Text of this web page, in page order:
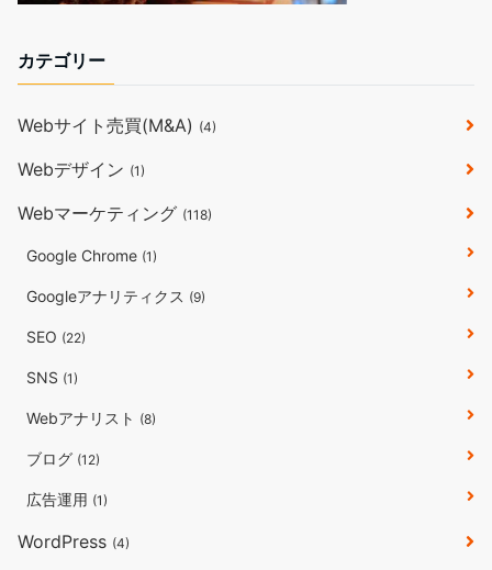
カテゴリー
Webサイト売買(M&A) (4)
Webデザイン (1)
Webマーケティング (118)
Google Chrome (1)
Googleアナリティクス (9)
SEO (22)
SNS (1)
Webアナリスト (8)
ブログ (12)
広告運用 (1)
WordPress (4)